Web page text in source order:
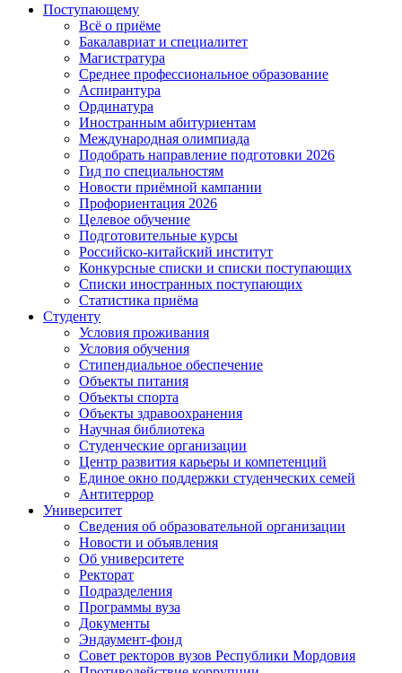
Поступающему
Всё о приёме
Бакалавриат и специалитет
Магистратура
Среднее профессиональное образование
Аспирантура
Ординатура
Иностранным абитуриентам
Международная олимпиада
Подобрать направление подготовки 2026
Гид по специальностям
Новости приёмной кампании
Профориентация 2026
Целевое обучение
Подготовительные курсы
Российско-китайский институт
Конкурсные списки и списки поступающих
Списки иностранных поступающих
Статистика приёма
Студенту
Условия проживания
Условия обучения
Стипендиальное обеспечение
Объекты питания
Объекты спорта
Объекты здравоохранения
Научная библиотека
Студенческие организации
Центр развития карьеры и компетенций
Единое окно поддержки студенческих семей
Антитеррор
Университет
Сведения об образовательной организации
Новости и объявления
Об университете
Ректорат
Подразделения
Программы вуза
Документы
Эндаумент-фонд
Совет ректоров вузов Республики Мордовия